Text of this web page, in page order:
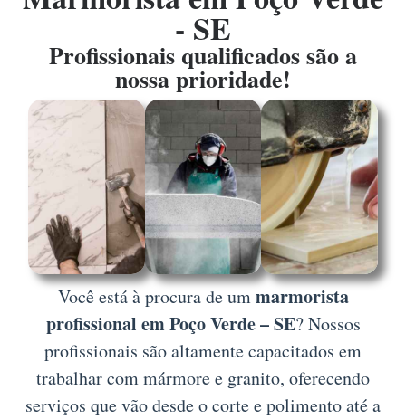
- SE
Profissionais qualificados são a
nossa prioridade!
Você está à procura de ummarmorista
profissional em Poço Verde – SE? Nossos
profissionais são altamente capacitados em
trabalhar com mármore e granito, oferecendo
serviços que vão desde o corte e polimento até a